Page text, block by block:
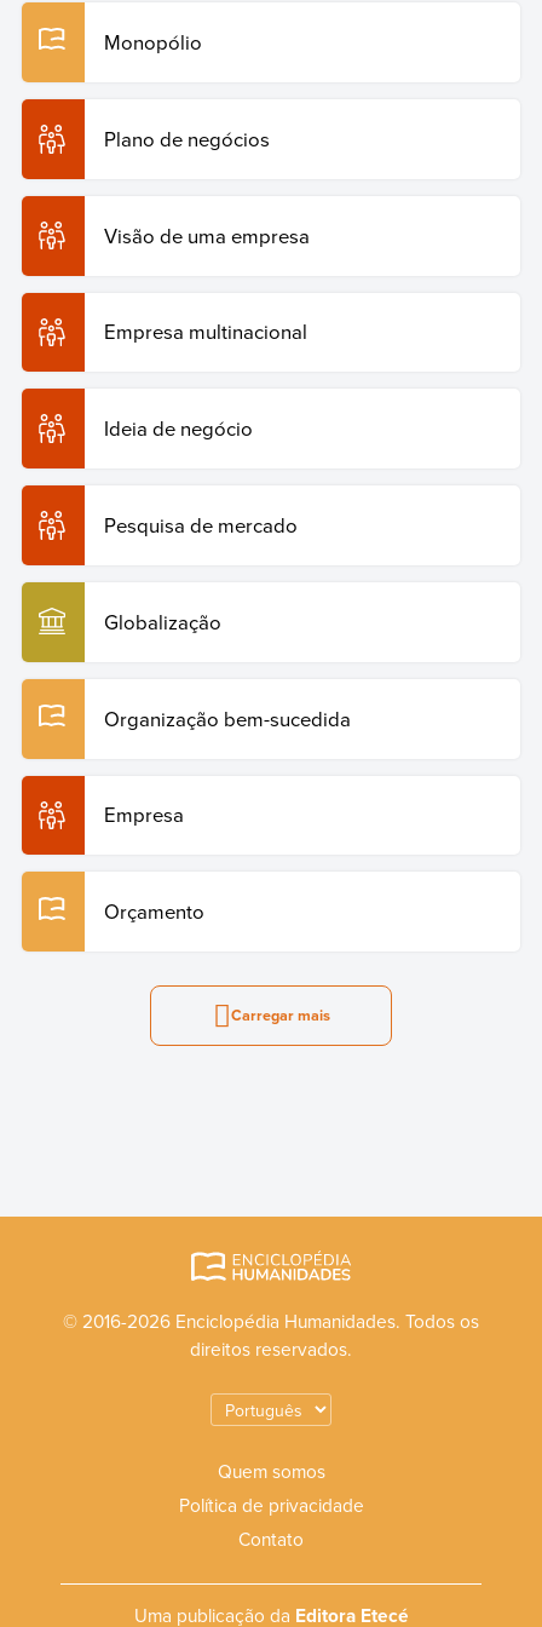
Monopólio
Plano de negócios
Visão de uma empresa
Empresa multinacional
Ideia de negócio
Pesquisa de mercado
Globalização
Organização bem-sucedida
Empresa
Orçamento
Carregar mais
© 2016-2026 Enciclopédia Humanidades. Todos os
direitos reservados.
Quem somos
Política de privacidade
Contato
Uma publicação da Editora Etecé